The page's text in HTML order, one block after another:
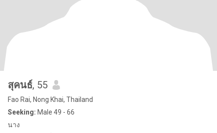
สุคนธ์, 55
Fao Rai, Nong Khai, Thailand
Seeking: Male 49 - 66
นาง